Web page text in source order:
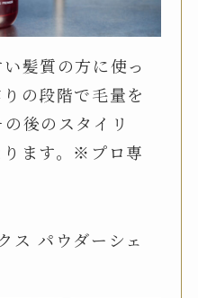
髪質の方に使っ
の段階で毛量を
後のスタイリ
ります。※プロ専
ス パウダーシェ